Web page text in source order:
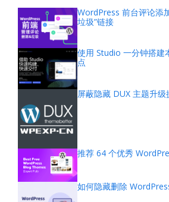
WordPress 前台评论添
垃圾”链接
使用 Studio 一分钟搭建
点
屏蔽隐藏 DUX 主题升级
推荐 64 个优秀
如何隐藏删除